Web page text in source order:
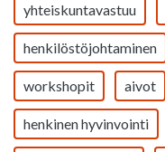
yhteiskuntavastuu
henkilöstöjohtaminen
workshopit aivot
henkinen hyvinvointi